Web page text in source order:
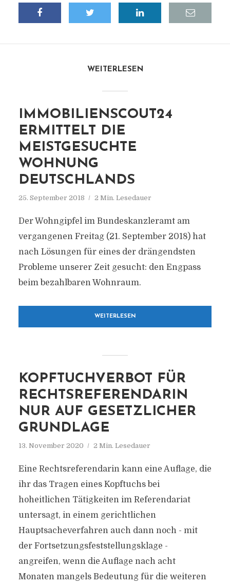
WEITERLESEN
IMMOBILIENSCOUT24
ERMITTELT DIE
MEISTGESUCHTE
WOHNUNG
DEUTSCHLANDS
25. September 2018 2 Min. Lesedauer
Der Wohngipfel im Bundeskanzleramt am
vergangenen Freitag (21. September 2018) hat
nach Lösungen für eines der drängendsten
Probleme unserer Zeit gesucht: den Engpass
beim bezahlbaren Wohnraum.
WEITERLESEN
KOPFTUCHVERBOT FÜR
RECHTSREFERENDARIN
NUR AUF GESETZLICHER
GRUNDLAGE
13. November 2020 2 Min. Lesedauer
Eine Rechtsreferendarin kann eine Auflage, die
ihr das Tragen eines Kopftuchs bei
hoheitlichen Tätigkeiten im Referendariat
untersagt, in einem gerichtlichen
Hauptsacheverfahren auch dann noch - mit
der Fortsetzungsfeststellungsklage -
angreifen, wenn die Auflage nach acht
Monaten mangels Bedeutung für die weiteren